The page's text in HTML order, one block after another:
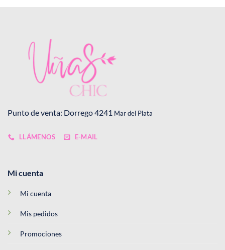
Punto de venta: Dorrego 4241 Mar del Plata
LLÁMENOS E-MAIL
Mi cuenta
Mi cuenta
Mis pedidos
Promociones